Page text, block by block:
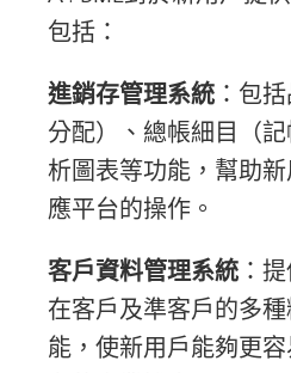
包括：
進銷存管理系統 ：包
分配）、總帳細目（
析圖表等功能，幫助
應平台的操作。
客戶資料管理系統 ：
在客戶及準客戶的多
能，使新用戶能夠更